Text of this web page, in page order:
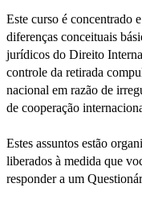
Este curso é concentrado
diferenças conceituais
jurídicos do Direito
controle da retirada
nacional em razão de
de cooperação
Estes assuntos estão
liberados à medida que
responder a um